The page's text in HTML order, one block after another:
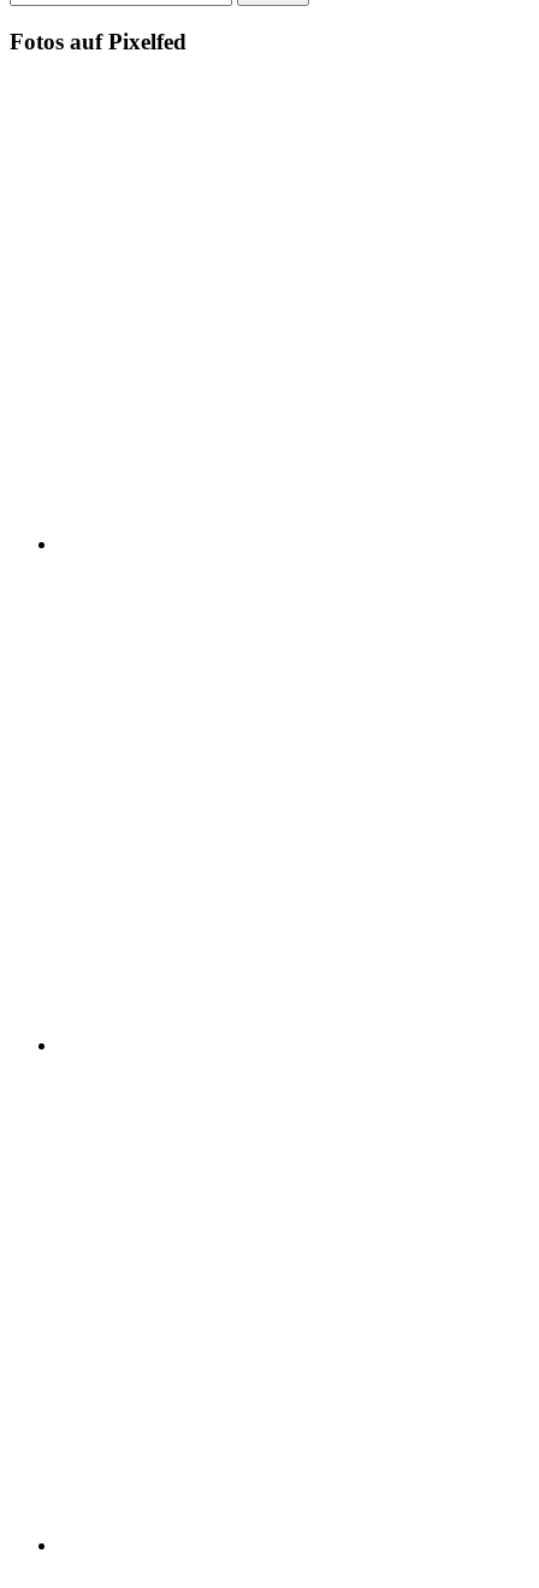
nach:
Fotos auf Pixelfed